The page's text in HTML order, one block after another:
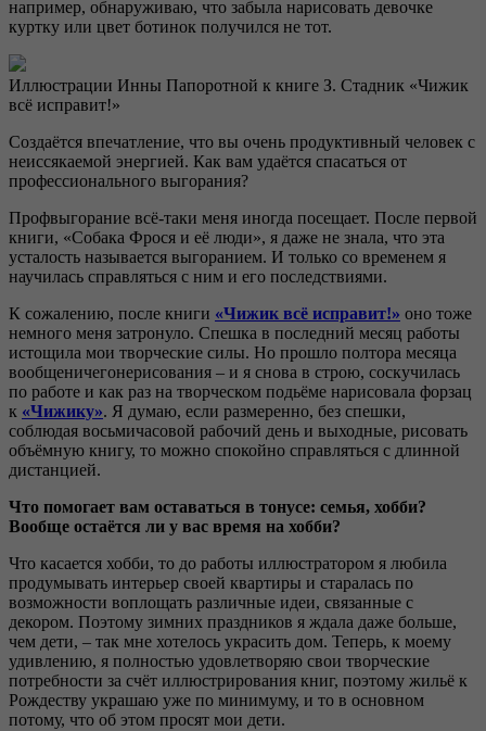
например, обнаруживаю, что забыла нарисовать девочке
куртку или цвет ботинок получился не тот.
Иллюстрации Инны Папоротной к книге З. Стадник «Чижик
всё исправит!»
Создаётся впечатление, что вы очень продуктивный человек с
неиссякаемой энергией. Как вам удаётся спасаться от
профессионального выгорания?
Профвыгорание всё-таки меня иногда посещает. После первой
книги, «Собака Фрося и её люди», я даже не знала, что эта
усталость называется выгоранием. И только со временем я
научилась справляться с ним и его последствиями.
К сожалению, после книги «Чижик всё исправит!» оно тоже
немного меня затронуло. Спешка в последний месяц работы
истощила мои творческие силы. Но прошло полтора месяца
вообщеничегонерисования – и я снова в строю, соскучилась
по работе и как раз на творческом подьёме нарисовала форзац
к «Чижику». Я думаю, если размеренно, без спешки,
соблюдая восьмичасовой рабочий день и выходные, рисовать
объёмную книгу, то можно спокойно справляться с длинной
дистанцией.
Что помогает вам оставаться в тонусе: семья, хобби?
Вообще остаётся ли у вас время на хобби?
Что касается хобби, то до работы иллюстратором я любила
продумывать интерьер своей квартиры и старалась по
возможности воплощать различные идеи, связанные с
декором. Поэтому зимних праздников я ждала даже больше,
чем дети, – так мне хотелось украсить дом. Теперь, к моему
удивлению, я полностью удовлетворяю свои творческие
потребности за счёт иллюстрирования книг, поэтому жильё к
Рождеству украшаю уже по минимуму, и то в основном
потому, что об этом просят мои дети.